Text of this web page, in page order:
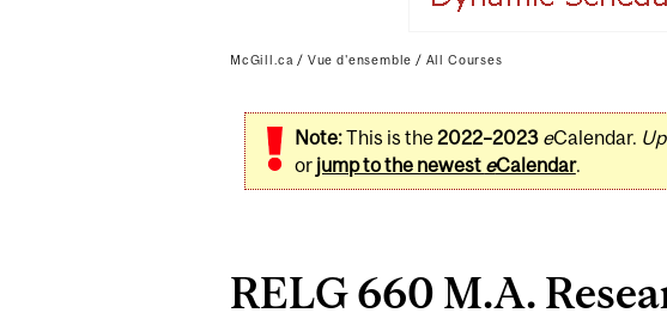
McGill.ca / Vue d'ensemble / All Courses
Note:This is the2022–2023 eCalendar.
or jump to the newest eCalendar.
RELG 660 M.A.